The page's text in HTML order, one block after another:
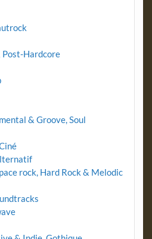
Hardcore
& Groove, Soul
rock, Hard Rock & Melodic